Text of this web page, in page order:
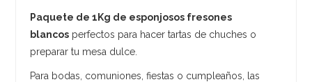
Paquete de 1Kg de esponjosos fresones
blancos perfectos para hacer tartas de chuches o
preparar tu mesa dulce.
Para bodas, comuniones, fiestas o cumpleaños, las